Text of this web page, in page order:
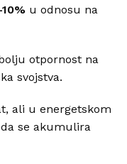
u odnosu na
otpornost na
svojstva.
ali u energetskom
se akumulira